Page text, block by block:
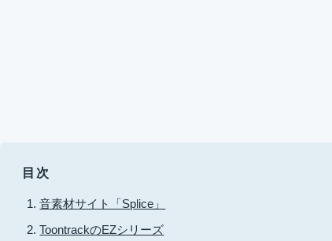
目次
音素材サイト「Splice」
ToontrackのEZシリーズ